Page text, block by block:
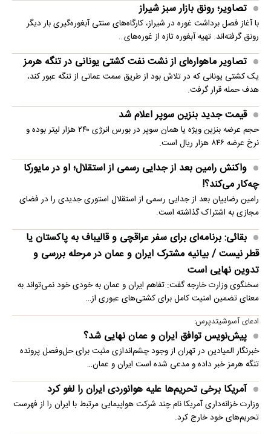
تصاویر؛ رونق بازار سبز شیراز
با آغاز فصل برداشت غوره در شیراز، کارگاه‌های سنتی آبغوره‌گیری بار دیگر
رونق گرفته‌اند. تهیه آبغوره تازه از غوره‌های…
تصاویر ماهواره‌ای از نشت نفت کشتی یونانی در تنگه هرمز
یک کشتی یونانی که در تلاش بود از طریق سمت عمانی از تنگه عبور کند،
هدف حمله قرار گرفت.
قیمت جدید بنزین سوپر اعلام شد
حجم عرضه بنزین ویژه یا همان سوپر در بورس انرژی ۲۴۰ هزار لیتر بوده و
نرخ عرضه ۸۴۶ هزار ریال است.
واکنش رامین بعد از جدایی رسمی از استقلال؛ او در مایورکا
چه‌کار می‌کند؟!
رامین رضاییان بعد از جدایی رسمی از استقلال استوری جدیدی را در فضای
مجازی به اشتراک گذاشته است.
بقائی: برنامه‌ای برای سفر عراقچی و قالیباف به پاکستان یا
قطر نیست / بیانیه مشترک ایران و عمان در مرحله بررسی و
تدوین نهایی است
سخنگوی وزارت خارجه گفت: تفاهم ایران و عمان به خودی خود نمی‌تواند به
معنای تضمین امنیت کامل برای کشتی‌های عبوری از…
ادعای آسوشیتدپرس:
پیش‌نویس توافق ایران و عمان نهایی شد؟
خبرنگار المیادین در تهران از وجود چشم‌اندازی مثبت برای حل‌وفصل پرونده
تنگه هرمز خبر داده و مدعی شده است ایران و عمان…
آمریکا برخی تحریم‌ها علیه هوانوردی ایران را لغو کرد
وزارت خزانه‌داری آمریکا نام چند شرکت هواپیمایی مرتبط با ایران را از فهرست
تحریم‌های خود خارج کرد.